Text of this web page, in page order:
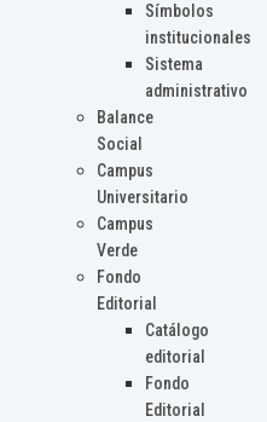
Símbolos
institucionales
Sistema
administrativo
Balance
Social
Campus
Universitario
Campus
Verde
Fondo
Editorial
Catálogo
editorial
Fondo
Editorial